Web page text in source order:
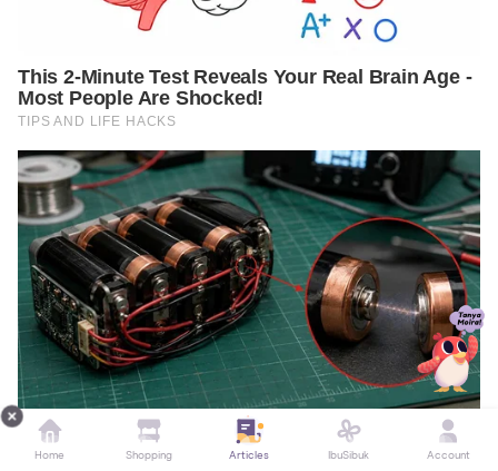
Home Shopping Articles IbuSibuk Account